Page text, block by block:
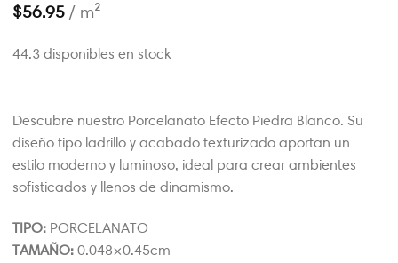
$56.95 / m²
44.3 disponibles en stock
Descubre nuestro Porcelanato Efecto Piedra Blanco. Su
diseño tipo ladrillo y acabado texturizado aportan un
estilo moderno y luminoso, ideal para crear ambientes
sofisticados y llenos de dinamismo.
TIPO: PORCELANATO
TAMAÑO: 0.048×0.45cm